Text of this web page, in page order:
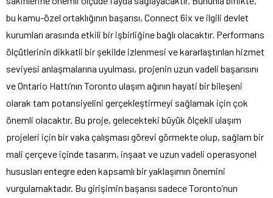
bu kamu-özel ortaklığının başarısı, Connect 6ix ve ilgili devlet
kurumları arasında etkili bir işbirliğine bağlı olacaktır. Performans
ölçütlerinin dikkatli bir şekilde izlenmesi ve kararlaştırılan hizmet
seviyesi anlaşmalarına uyulması, projenin uzun vadeli başarısını
ve Ontario Hattı’nın Toronto ulaşım ağının hayati bir bileşeni
olarak tam potansiyelini gerçekleştirmeyi sağlamak için çok
önemli olacaktır. Bu proje, gelecekteki büyük ölçekli ulaşım
projeleri için bir vaka çalışması görevi görmekte olup, sağlam bir
mali çerçeve içinde tasarım, inşaat ve uzun vadeli operasyonel
hususları entegre eden kapsamlı bir yaklaşımın önemini
vurgulamaktadır. Bu girişimin başarısı sadece Toronto’nun